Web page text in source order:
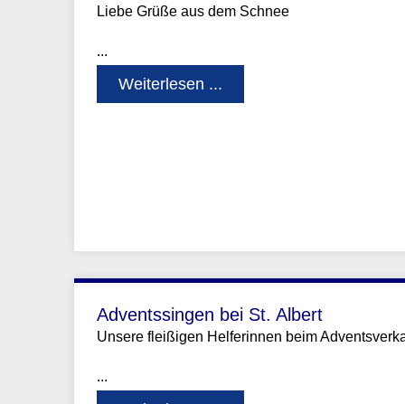
Liebe Grüße aus dem Schnee
...
Weiterlesen ...
Adventssingen bei St. Albert
Unsere fleißigen Helferinnen beim
...